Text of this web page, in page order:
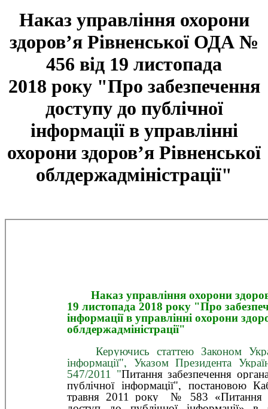
Наказ управління охорони
здоров’я Рівненської ОДА №
456 від 19 листопада
2018 року "Про забезпечення
доступу до публічної
інформації в управлінні
охорони здоров’я Рівненської
облдержадміністрації"